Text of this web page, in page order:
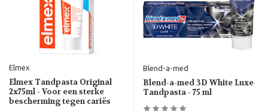
Elmex
Elmex Tandpasta Original
2x75ml - Voor een sterke
bescherming tegen cariës
Blend-a-med
Blend-a-med 3D White Luxe
Tandpasta - 75 ml